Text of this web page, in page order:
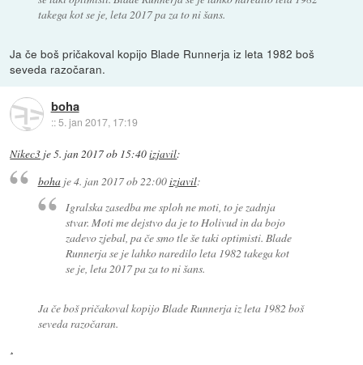
takega kot se je, leta 2017 pa za to ni šans.
Ja če boš pričakoval kopijo Blade Runnerja iz leta 1982 boš
seveda razočaran.
boha
::5. jan 2017, 17:19
Nikec3 je5. jan 2017 ob 15:40izjavil:
bohaje4. jan 2017 ob 22:00izjavil:
Igralska zasedba me sploh ne moti, to je zadnja
stvar. Moti me dejstvo da je to Holivud in da bojo
zadevo zjebal, pa če smo tle še taki optimisti. Blade
Runnerja se je lahko naredilo leta 1982 takega kot
se je, leta 2017 pa za to ni šans.
Ja če boš pričakoval kopijo Blade Runnerja iz leta 1982 boš
seveda razočaran.